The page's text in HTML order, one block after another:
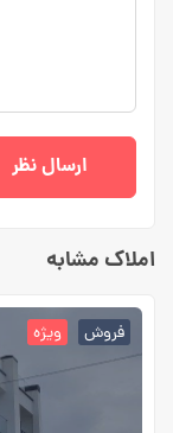
املاک مشابه
فروش ویژه